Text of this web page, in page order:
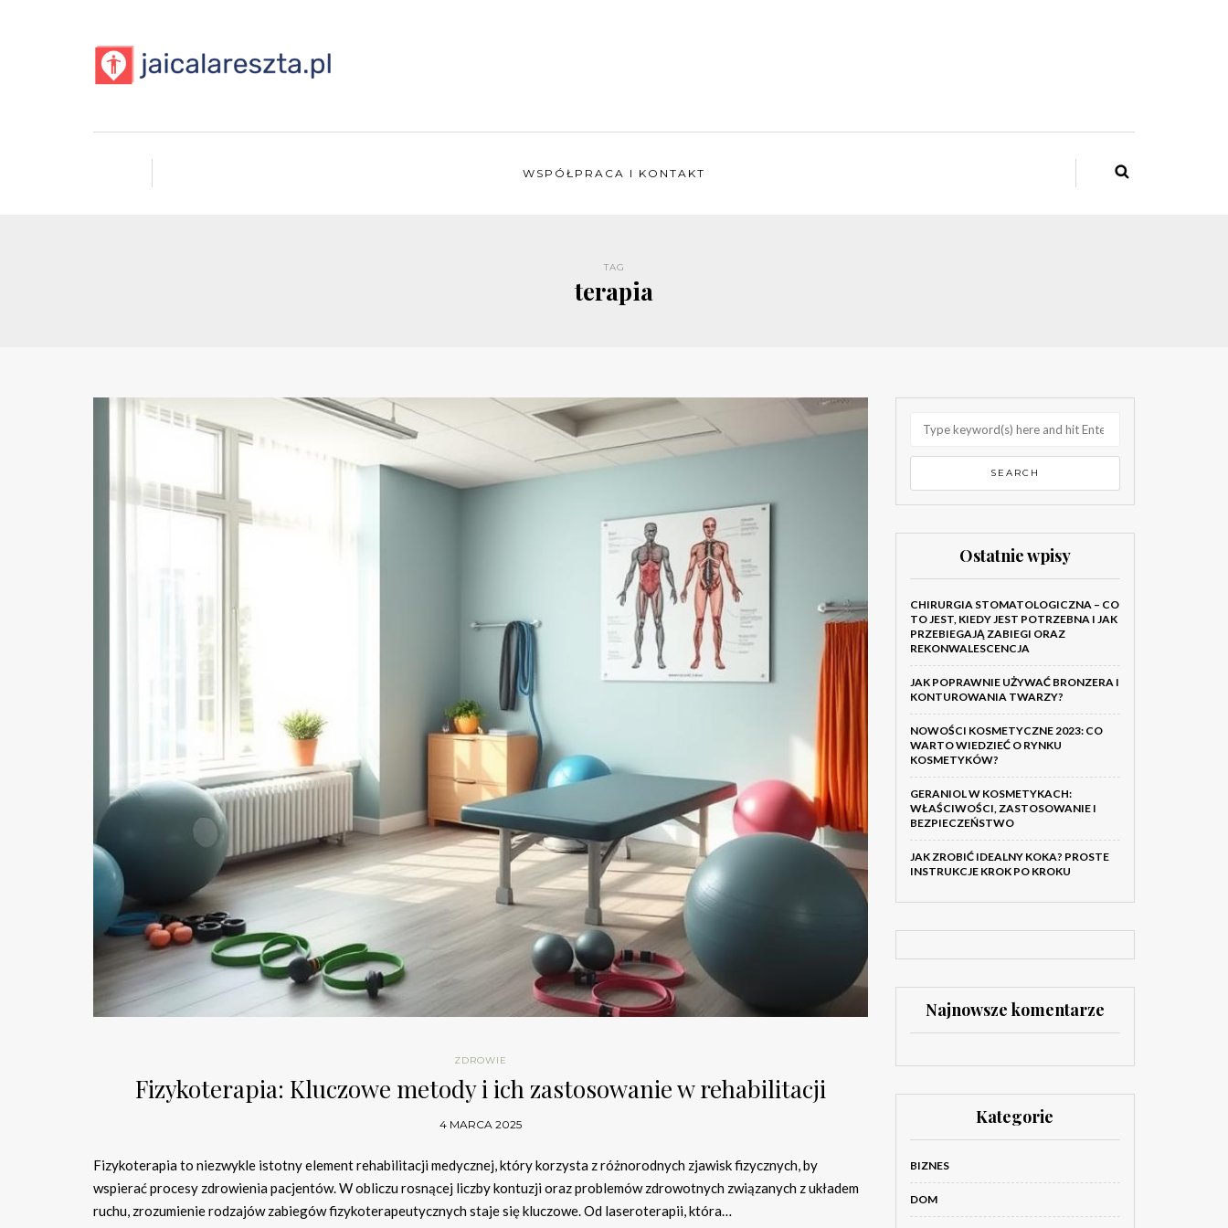
WSPÓŁPRACA I KONTAKT
TAG
terapia
ZDROWIE
Fizykoterapia: Kluczowe metody i ich zastosowanie w rehabilitacji
4 MARCA 2025
Fizykoterapia to niezwykle istotny element rehabilitacji medycznej, który korzysta z różnorodnych zjawisk fizycznych, by
wspierać procesy zdrowienia pacjentów. W obliczu rosnącej liczby kontuzji oraz problemów zdrowotnych związanych z układem
ruchu, zrozumienie rodzajów zabiegów fizykoterapeutycznych staje się kluczowe. Od laseroterapii, która…
Ostatnie wpisy
CHIRURGIA STOMATOLOGICZNA – CO
TO JEST, KIEDY JEST POTRZEBNA I JAK
PRZEBIEGAJĄ ZABIEGI ORAZ
REKONWALESCENCJA
JAK POPRAWNIE UŻYWAĆ BRONZERA I
KONTUROWANIA TWARZY?
NOWOŚCI KOSMETYCZNE 2023: CO
WARTO WIEDZIEĆ O RYNKU
KOSMETYKÓW?
GERANIOL W KOSMETYKACH:
WŁAŚCIWOŚCI, ZASTOSOWANIE I
BEZPIECZEŃSTWO
JAK ZROBIĆ IDEALNY KOKA? PROSTE
INSTRUKCJE KROK PO KROKU
Najnowsze komentarze
Kategorie
BIZNES
DOM